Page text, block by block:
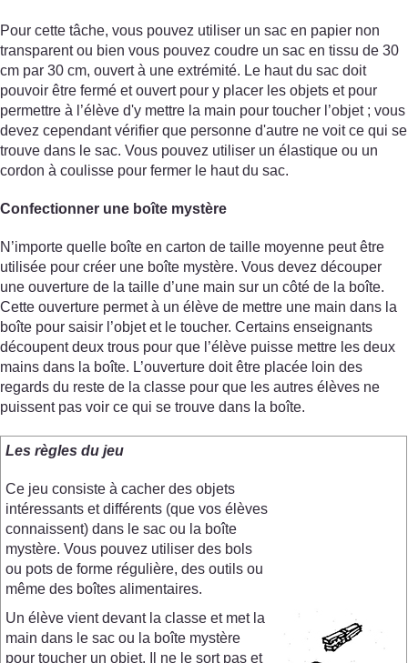
Pour cette tâche, vous pouvez utiliser un sac en papier non
transparent ou bien vous pouvez coudre un sac en tissu de 30
cm par 30 cm, ouvert à une extrémité. Le haut du sac doit
pouvoir être fermé et ouvert pour y placer les objets et pour
permettre à l’élève d'y mettre la main pour toucher l’objet ; vous
devez cependant vérifier que personne d'autre ne voit ce qui se
trouve dans le sac. Vous pouvez utiliser un élastique ou un
cordon à coulisse pour fermer le haut du sac.
Confectionner une boîte mystère
N’importe quelle boîte en carton de taille moyenne peut être
utilisée pour créer une boîte mystère. Vous devez découper
une ouverture de la taille d’une main sur un côté de la boîte.
Cette ouverture permet à un élève de mettre une main dans la
boîte pour saisir l’objet et le toucher. Certains enseignants
découpent deux trous pour que l’élève puisse mettre les deux
mains dans la boîte. L’ouverture doit être placée loin des
regards du reste de la classe pour que les autres élèves ne
puissent pas voir ce qui se trouve dans la boîte.
Les règles du jeu
Ce jeu consiste à cacher des objets
intéressants et différents (que vos élèves
connaissent) dans le sac ou la boîte
mystère. Vous pouvez utiliser des bols
ou pots de forme régulière, des outils ou
même des boîtes alimentaires.
Un élève vient devant la classe et met la
main dans le sac ou la boîte mystère
pour toucher un objet. Il ne le sort pas et